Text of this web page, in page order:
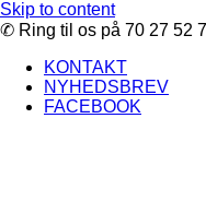
Skip to content
✆ Ring til os på 70 27 52
KONTAKT
NYHEDSBREV
FACEBOOK